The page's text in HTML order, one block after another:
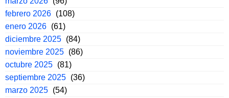
febrero 2026 (108)
enero 2026 (61)
diciembre 2025 (84)
noviembre 2025 (86)
octubre 2025 (81)
septiembre 2025 (36)
marzo 2025 (54)